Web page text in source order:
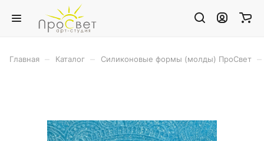
Главная Каталог Силиконовые формы (молды) ПроСвет